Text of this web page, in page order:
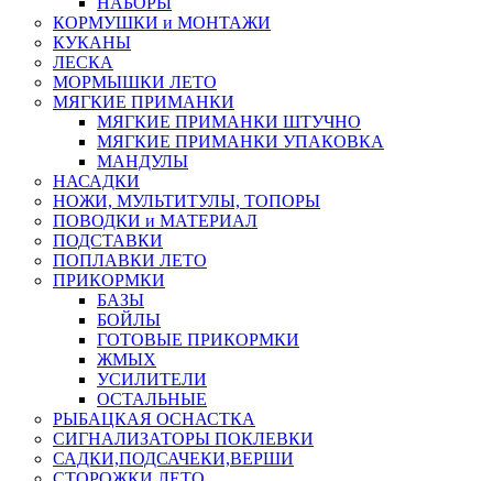
КОРМУШКИ и МОНТАЖИ
КУКАНЫ
ЛЕСКА
МОРМЫШКИ ЛЕТО
МЯГКИЕ ПРИМАНКИ
МЯГКИЕ ПРИМАНКИ ШТУЧНО
МЯГКИЕ ПРИМАНКИ УПАКОВКА
МАНДУЛЫ
НАСАДКИ
НОЖИ, МУЛЬТИТУЛЫ, ТОПОРЫ
ПОВОДКИ и МАТЕРИАЛ
ПОДСТАВКИ
ПОПЛАВКИ ЛЕТО
ПРИКОРМКИ
БАЗЫ
БОЙЛЫ
ГОТОВЫЕ ПРИКОРМКИ
ЖМЫХ
УСИЛИТЕЛИ
ОСТАЛЬНЫЕ
РЫБАЦКАЯ ОСНАСТКА
СИГНАЛИЗАТОРЫ ПОКЛЕВКИ
САДКИ,ПОДСАЧЕКИ,ВЕРШИ